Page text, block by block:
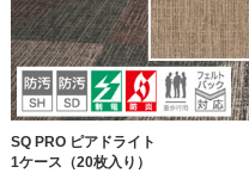
SQ PRO ピアドライト
1ケース（20枚入り）